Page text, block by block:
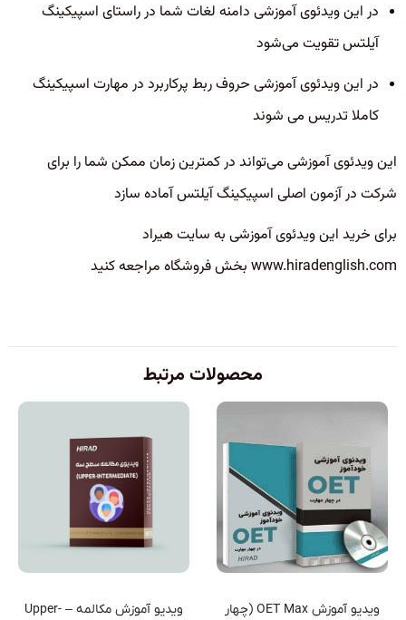
در این ویدئوی آموزشی دامنه لغات شما در راستای اسپیکینگ
آیلتس تقویت می‌شود
در این ویدئوی آموزشی حروف ربط پرکاربرد در مهارت اسپیکینگ
کاملا تدریس می شوند
این ویدئوی آموزشی می‌تواند در کمترین زمان ممکن شما را برای
شرکت در آزمون اصلی اسپیکینگ آیلتس آماده سازد
برای خرید این ویدئوی آموزشی به سایت هیراد
www.hiradenglish.com بخش فروشگاه مراجعه کنید​
محصولات مرتبط
ویدیو آموزش OET Max (چهار
ویدیو آموزش مکالمه – Upper-